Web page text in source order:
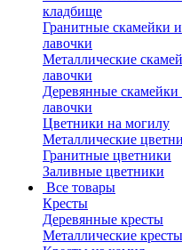
кладбище
Гранитные скамейки и
лавочки
Металлические
лавочки
Деревянные скамейки
лавочки
Цветники на могилу
Металлические
Гранитные цветники
Заливные цветники
Все товары
Кресты
Деревянные кресты
Металлические кресты